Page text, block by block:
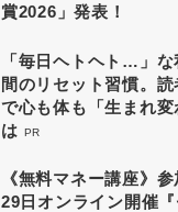
賞2026」発表！
「毎日ヘトヘト…」
間のリセット習慣。
で心も体も「生まれ
は PR
《無料マネー講座》
29日オンライン開催